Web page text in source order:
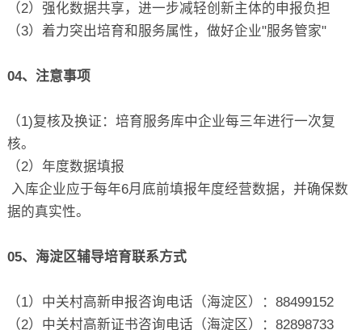
（2）强化数据共享，进一步减轻创新主体的申报负担
（3）着力突出培育和服务属性，做好企业"服务管家"
04、注意事项
（1)复核及换证：培育服务库中企业每三年进行一次复
核。
（2）年度数据填报
入库企业应于每年6月底前填报年度经营数据，并确保数
据的真实性。
05、海淀区辅导培育联系方式
（1）中关村高新申报咨询电话（海淀区）：88499152
（2）中关村高新证书咨询电话（海淀区）：82898733